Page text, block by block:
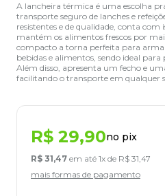
A lancheira térmica é uma escolha
transporte seguro de lanches e
resistentes e de qualidade, conta
mantém os alimentos frescos por
compacto a torna perfeita para
bebidas e alimentos, sendo ideal para
Além disso, apresenta um fecho e
facilitando o transporte em qualquer
R$ 29,90no pix
R$ 31,47 em até 1x de R$ 31,47
mais formas de pagamento